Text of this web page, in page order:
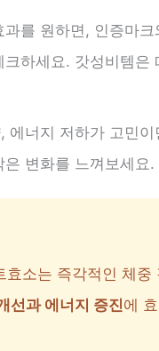
과를 원하면, 인증마
크하세요. 갓성비템은
에너지 저하가 고민이
은 변화를 느껴보세요.
효소는 즉각적인 체중
선과 에너지 증진에